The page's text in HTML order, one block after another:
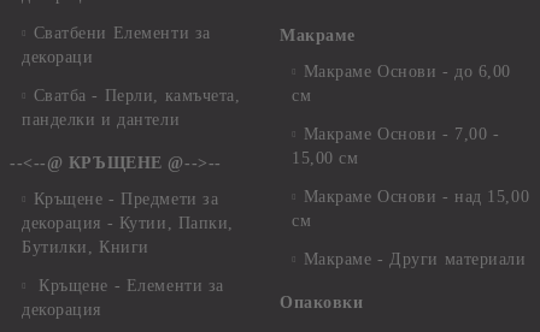
Сватбени Елементи за
декораци
Сватба - Перли, камъчета,
панделки и дантели
--<--@ КРЪЩЕНЕ @-->--
Кръщене - Предмети за
декорация - Кутии, Папки,
Бутилки, Книги
Кръщене - Елементи за
декорация
Макраме
Макраме Основи - до 6,00
см
Макраме Основи - 7,00 -
15,00 см
Макраме Основи - над 15,00
см
Макраме - Други материали
Опаковки